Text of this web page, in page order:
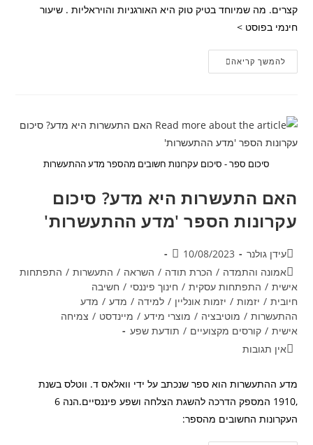
קצרים. מה שמיוחד בטיק טוק היא האורגניות והויראליות . שיעור
חינמי בפוסט >
להמשך קריאהאיך
לשווק
הטיקטוק?
סיכום ספר - סיכום עקרונות חשובים מהספר מדע ההתעשרות
האם התעשרות היא מדע? סיכום
עקרונות הספר 'מדע ההתעשרות'
מחבר:
עידן גולנר פורסם:
10/08/2023
קטגוריה:
אמונה והתמדה / הכרת תודה / השראה / התעשרות / התפתחות
אישית / התפתחות עסקית / חינוך פיננסי / חשיבה
חיובית / יזמות / יזמות אונליין / למידה / מדע / מדע
ההתעשרות / מוטיבציה / מוצרי מידע / מיינדסט / צמיחה
אישית / קורסים מקצועיים / תודעת שפע
תגובות:
אין תגובות
מדע ההתעשרות הוא ספר שנכתב על ידי וואלאס ד. ווטלס בשנת
,1910 המספק הדרכה להשגת הצלחה ושפע פיננסיים.הנה 6
העקרונות החשובים מהספר: